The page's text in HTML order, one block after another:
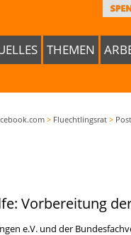
THEMEN
> Fluechtlingsrat >
Vorbereitung
e.V. und der